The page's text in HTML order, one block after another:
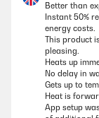
Better than
Instant 50%
energy costs.
This product
pleasing.
Heats up
No delay in
Gets up to
Heat is
App setup